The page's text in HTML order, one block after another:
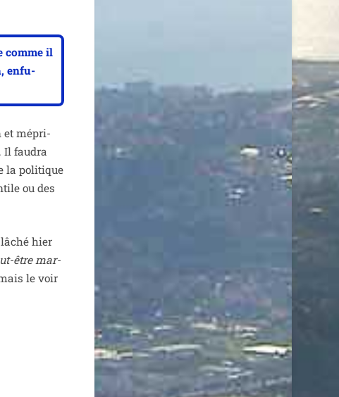
comme il
enfu­
et mépri­
Il fau­dra
la poli­tique
ou des
lâché hier
être mar­
le voir